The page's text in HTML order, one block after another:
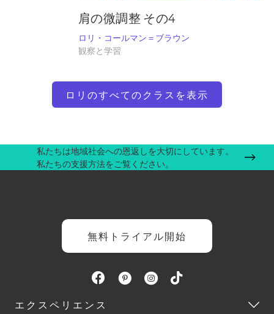
肩の微調整 その4
ロリ・コールマン＝ブラウン
観察と学習
ロリのすべてのクラスを表示
私たちは地域社会への恩返しを大切にしています。
私たちの支援方法をご覧ください。
無料トライアル開始
エクスペリエンス